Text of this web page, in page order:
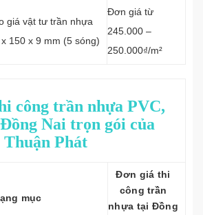
giá vật tư trần nhựa
150 x 9 mm (5 sóng)
Đơn giá từ
245.000 –
250.000₫/m²
công trần nhựa PVC,
Nai trọn gói của
Thuận Phát
mục
Đơn giá thi
công trần
nhựa tại Đồng